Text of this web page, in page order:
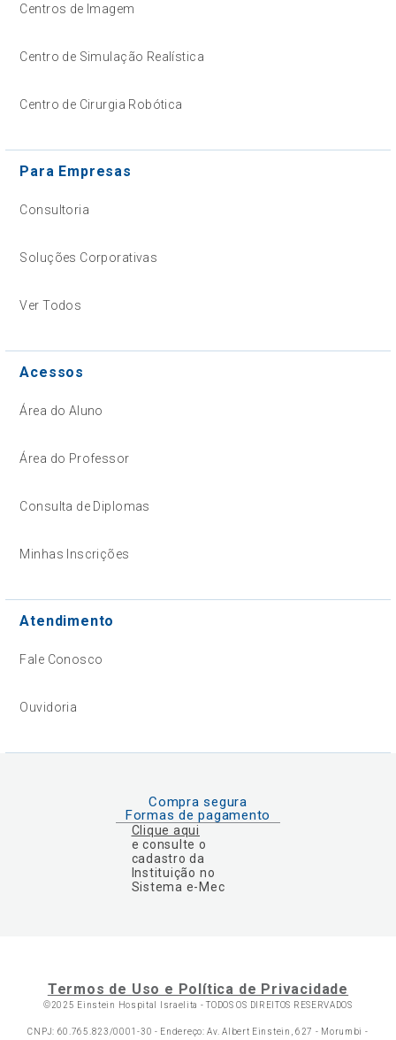
Centros de Imagem
Centro de Simulação Realística
Centro de Cirurgia Robótica
Para Empresas
Consultoria
Soluções Corporativas
Ver Todos
Acessos
Área do Aluno
Área do Professor
Consulta de Diplomas
Minhas Inscrições
Atendimento
Fale Conosco
Ouvidoria
Compra segura
Formas de pagamento
Clique aqui
e consulte o
cadastro da
Instituição no
Sistema e-Mec
Termos de Uso e Política de Privacidade
©2025 Einstein Hospital Israelita -TODOS OS DIREITOS RESERVADOS
CNPJ: 60.765.823/0001-30 - Endereço: Av. Albert Einstein, 627 - Morumbi -